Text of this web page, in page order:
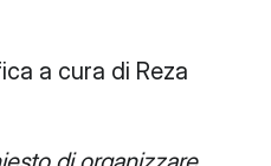
a cura di Reza